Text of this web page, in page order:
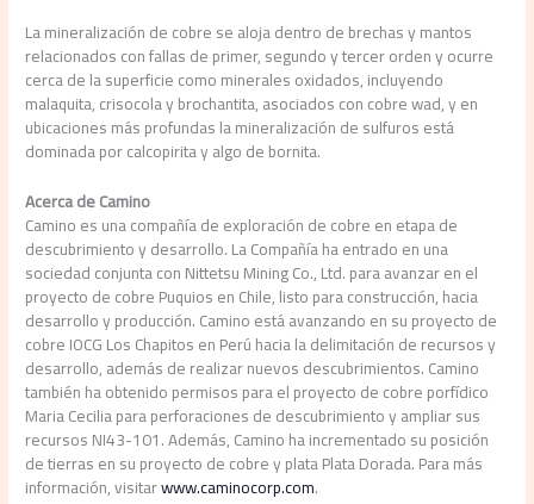
La mineralización de cobre se aloja dentro de brechas y mantos
relacionados con fallas de primer, segundo y tercer orden y ocurre
cerca de la superficie como minerales oxidados, incluyendo
malaquita, crisocola y brochantita, asociados con cobre wad, y en
ubicaciones más profundas la mineralización de sulfuros está
dominada por calcopirita y algo de bornita.
Acerca de Camino
Camino es una compañía de exploración de cobre en etapa de
descubrimiento y desarrollo. La Compañía ha entrado en una
sociedad conjunta con Nittetsu Mining Co., Ltd. para avanzar en el
proyecto de cobre Puquios en Chile, listo para construcción, hacia
desarrollo y producción. Camino está avanzando en su proyecto de
cobre IOCG Los Chapitos en Perú hacia la delimitación de recursos y
desarrollo, además de realizar nuevos descubrimientos. Camino
también ha obtenido permisos para el proyecto de cobre porfídico
Maria Cecilia para perforaciones de descubrimiento y ampliar sus
recursos NI43-101. Además, Camino ha incrementado su posición
de tierras en su proyecto de cobre y plata Plata Dorada. Para más
información, visitarwww.caminocorp.com.